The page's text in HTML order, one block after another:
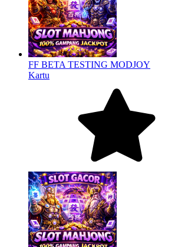
FF BETA TESTING MODJOY
Kartu